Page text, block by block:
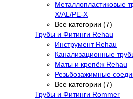
Металлопластиковые
X/AL/PE-X
Все категории (7)
Трубы и Фитинги Rehau
Инструмент Rehau
Канализационные
Маты и крепёж Rehau
Резьбозажимные
Все категории (7)
Трубы и Фитинги Rommer